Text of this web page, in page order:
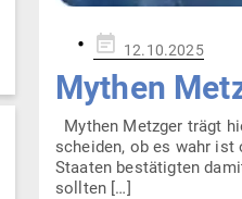
Gepostet
am
12.10.2025
Mythen
Mythen Metzger trägt
scheiden, ob es wahr ist
Staaten bestä­tigten
sollten […]